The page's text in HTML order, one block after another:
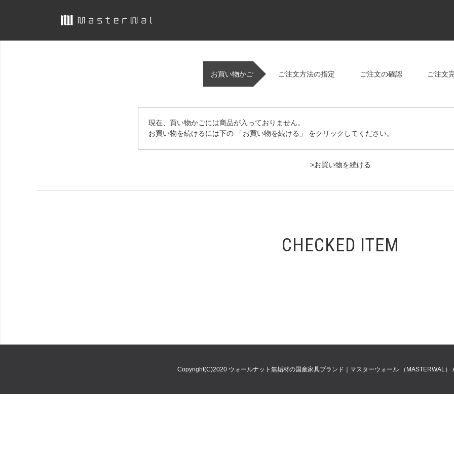
お買い物かご ご注文方法の指定 ご注文の確認 ご注文
現在、買い物かごには商品が入っておりません。
お買い物を続けるには下の 「お買い物を続ける」 をクリックしてください。
>
CHECKED ITEM
Copyright(C)2020 ウォールナット無垢材の国産家具ブランド｜マスターウォール （MASTERWAL）